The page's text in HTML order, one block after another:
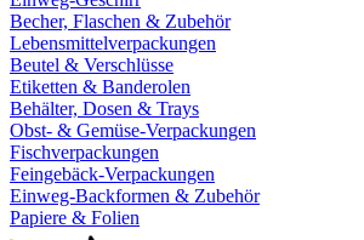
Becher, Flaschen & Zubehör
Lebensmittelverpackungen
Beutel & Verschlüsse
Etiketten & Banderolen
Behälter, Dosen & Trays
Obst- & Gemüse-Verpackungen
Fischverpackungen
Feingebäck-Verpackungen
Einweg-Backformen & Zubehör
Papiere & Folien